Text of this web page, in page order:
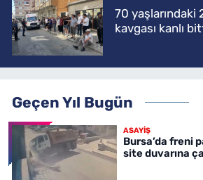
70 yaşlarındaki
kavgası kanlı
Geçen Yıl Bugün
ASAYİŞ
Bursa’da freni
site duvarına